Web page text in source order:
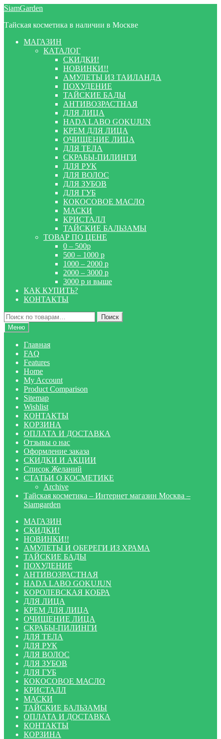
Перейти
навигации
Перейти
содержимому
SiamGarden
Тайская косметика в наличии в Москве
МАГАЗИН
КАТАЛОГ
СКИДКИ!
НОВИНКИ!!
АМУЛЕТЫ ИЗ ТАИЛАНДА
ПОХУДЕНИЕ
ТАЙСКИЕ БАДЫ
АНТИВОЗРАСТНАЯ
ДЛЯ ЛИЦА
HADA LABO GOKUJUN
КРЕМ ДЛЯ ЛИЦА
ОЧИЩЕНИЕ ЛИЦА
ДЛЯ ТЕЛА
СКРАБЫ-ПИЛИНГИ
ДЛЯ РУК
ДЛЯ ВОЛОС
ДЛЯ ЗУБОВ
ДЛЯ ГУБ
КОКОСОВОЕ МАСЛО
МАСКИ
КРИСТАЛЛ
ТАЙСКИЕ БАЛЬЗАМЫ
ТОВАР ПО ЦЕНЕ
0 – 500р
500 – 1000 р
1000 – 2000 р
2000 – 3000 р
3000 р и выше
КАК КУПИТЬ?
КОНТАКТЫ
Искать:
Поиск
Меню
Главная
FAQ
Features
Home
My Account
Product Comparison
Sitemap
Wishlist
КОНТАКТЫ
КОРЗИНА
ОПЛАТА И ДОСТАВКА
Отзывы о нас
Оформление заказа
СКИДКИ И АКЦИИ
Список Желаний
СТАТЬИ О КОСМЕТИКЕ
Archive
Тайская косметика – Интернет магазин Москва –
Siamgarden
МАГАЗИН
СКИДКИ!
НОВИНКИ!!
АМУЛЕТЫ И ОБЕРЕГИ ИЗ ХРАМА
ТАЙСКИЕ БАДЫ
ПОХУДЕНИЕ
АНТИВОЗРАСТНАЯ
HADA LABO GOKUJUN
КОРОЛЕВСКАЯ КОБРА
ДЛЯ ЛИЦА
КРЕМ ДЛЯ ЛИЦА
ОЧИЩЕНИЕ ЛИЦА
СКРАБЫ-ПИЛИНГИ
ДЛЯ ТЕЛА
ДЛЯ РУК
ДЛЯ ВОЛОС
ДЛЯ ЗУБОВ
ДЛЯ ГУБ
КОКОСОВОЕ МАСЛО
КРИСТАЛЛ
МАСКИ
ТАЙСКИЕ БАЛЬЗАМЫ
ОПЛАТА И ДОСТАВКА
КОНТАКТЫ
КОРЗИНА